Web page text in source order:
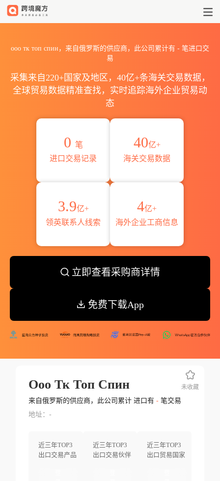
ооо тк топ спин，来自俄罗斯的供应商，此公司累计有 - 笔进口交
易
采集来自220+国家及地区，40亿+条海关交易数据，
全球贸易数据精准查找，实时追踪海外企业贸易动
态
0 笔
进口交易记录
40亿+
海关交易数据
3.9亿+
领英联系人线索
4亿+
海外企业工商信息
立即查看采购商详情
免费下载App
Ооо Тк Топ Спин
来自俄罗斯的供应商，此公司累计 进口有 -笔交易
地址：-
近三年TOP3
出口交易产品
近三年TOP3
出口交易伙伴
近三年TOP3
出口贸易国家
未收藏